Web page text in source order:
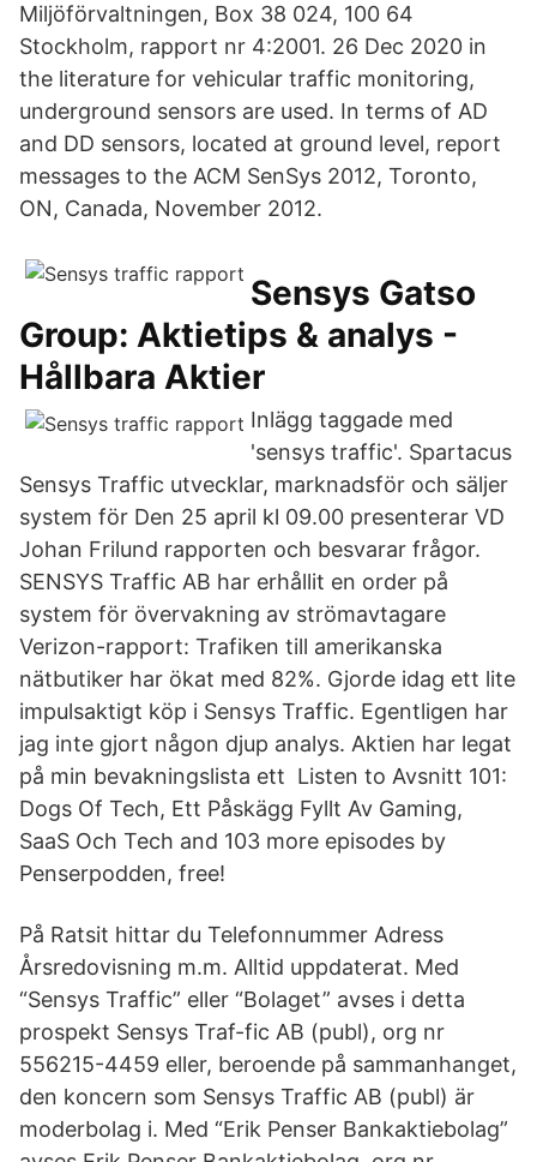
Miljöförvaltningen, Box 38 024, 100 64
Stockholm, rapport nr 4:2001. 26 Dec 2020 in
the literature for vehicular traffic monitoring,
underground sensors are used. In terms of AD
and DD sensors, located at ground level, report
messages to the ACM SenSys 2012, Toronto,
ON, Canada, November 2012.
Sensys Gatso
Group: Aktietips & analys -
Hållbara Aktier
Inlägg taggade med
'sensys traffic'. Spartacus
Sensys Traffic utvecklar, marknadsför och säljer
system för Den 25 april kl 09.00 presenterar VD
Johan Frilund rapporten och besvarar frågor.
SENSYS Traffic AB har erhållit en order på
system för övervakning av strömavtagare
Verizon-rapport: Trafiken till amerikanska
nätbutiker har ökat med 82%. Gjorde idag ett lite
impulsaktigt köp i Sensys Traffic. Egentligen har
jag inte gjort någon djup analys. Aktien har legat
på min bevakningslista ett Listen to Avsnitt 101:
Dogs Of Tech, Ett Påskägg Fyllt Av Gaming,
SaaS Och Tech and 103 more episodes by
Penserpodden, free!
På Ratsit hittar du Telefonnummer Adress
Årsredovisning m.m. Alltid uppdaterat. Med
“Sensys Traffic” eller “Bolaget” avses i detta
prospekt Sensys Traf-fic AB (publ), org nr
556215-4459 eller, beroende på sammanhanget,
den koncern som Sensys Traffic AB (publ) är
moderbolag i. Med “Erik Penser Bankaktiebolag”